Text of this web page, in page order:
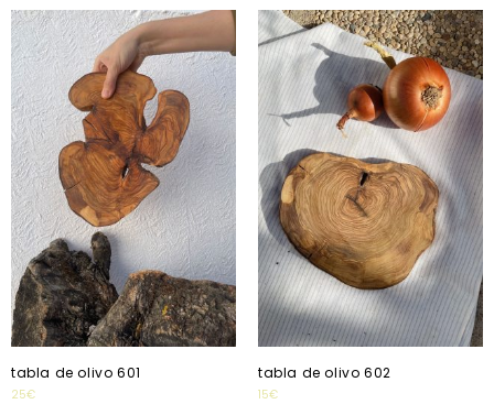
tabla de olivo 601
25€
tabla de olivo 602
15€